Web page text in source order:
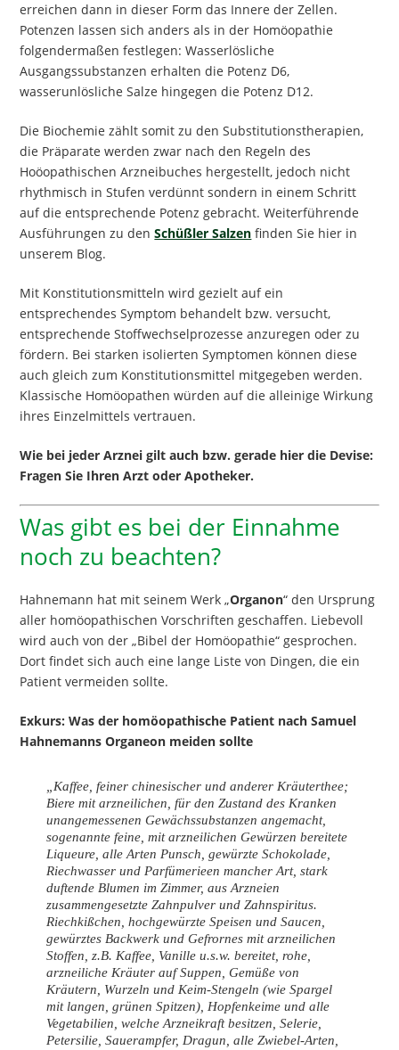
erreichen dann in dieser Form das Innere der Zellen.
Potenzen lassen sich anders als in der Homöopathie
folgendermaßen festlegen: Wasserlösliche
Ausgangssubstanzen erhalten die Potenz D6,
wasserunlösliche Salze hingegen die Potenz D12.
Die Biochemie zählt somit zu den Substitutionstherapien,
die Präparate werden zwar nach den Regeln des
Hoöopathischen Arzneibuches hergestellt, jedoch nicht
rhythmisch in Stufen verdünnt sondern in einem Schritt
auf die entsprechende Potenz gebracht. Weiterführende
Ausführungen zu denSchüßler Salzen finden Sie hier in
unserem Blog.
Mit Konstitutionsmitteln wird gezielt auf ein
entsprechendes Symptom behandelt bzw. versucht,
entsprechende Stoffwechselprozesse anzuregen oder zu
fördern. Bei starken isolierten Symptomen können diese
auch gleich zum Konstitutionsmittel mitgegeben werden.
Klassische Homöopathen würden auf die alleinige Wirkung
ihres Einzelmittels vertrauen.
Wie bei jeder Arznei gilt auch bzw. gerade hier die Devise:
Fragen Sie Ihren Arzt oder Apotheker.
Was gibt es bei der Einnahme
noch zu beachten?
Hahnemann hat mit seinem Werk „Organon“ den Ursprung
aller homöopathischen Vorschriften geschaffen. Liebevoll
wird auch von der „Bibel der Homöopathie“ gesprochen.
Dort findet sich auch eine lange Liste von Dingen, die ein
Patient vermeiden sollte.
Exkurs: Was der homöopathische Patient nach Samuel
Hahnemanns Organeon meiden sollte
„Kaffee, feiner chinesischer und anderer Kräuterthee;
Biere mit arzneilichen, für den Zustand des Kranken
unangemessenen Gewächssubstanzen angemacht,
sogenannte feine, mit arzneilichen Gewürzen bereitete
Liqueure, alle Arten Punsch, gewürzte Schokolade,
Riechwasser und Parfümerieen mancher Art, stark
duftende Blumen im Zimmer, aus Arzneien
zusammengesetzte Zahnpulver und Zahnspiritus.
Riechkißchen, hochgewürzte Speisen und Saucen,
gewürztes Backwerk und Gefrornes mit arzneilichen
Stoffen, z.B. Kaffee, Vanille u.s.w. bereitet, rohe,
arzneiliche Kräuter auf Suppen, Gemüße von
Kräutern, Wurzeln und Keim-Stengeln (wie Spargel
mit langen, grünen Spitzen), Hopfenkeime und alle
Vegetabilien, welche Arzneikraft besitzen, Selerie,
Petersilie, Sauerampfer, Dragun, alle Zwiebel-Arten,